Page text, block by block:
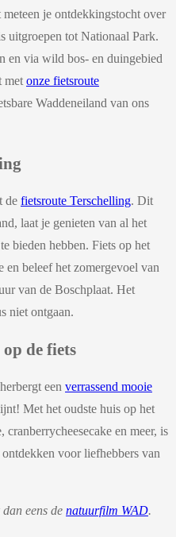
je ontdekkingstocht over
uitgroepen tot Nationaal Park.
en via wild bos- en duingebied
met onze fietsroute
Waddeneiland van ons
de fietsroute Terschelling. Dit
laat je genieten van al het
bieden hebben. Fiets op het
en beleef het zomergevoel van
van de Boschplaat. Het
niet ontgaan.
de fiets
een verrassend mooie
Met het oudste huis op het
en meer, is
voor liefhebbers van
eens de natuurfilm WAD.